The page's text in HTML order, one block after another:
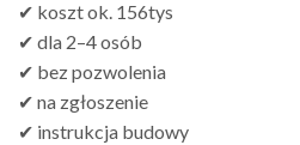
✔ koszt ok. 156tys
✔ dla 2–4 osób
✔ bez pozwolenia
✔ na zgłoszenie
✔ instrukcja budowy